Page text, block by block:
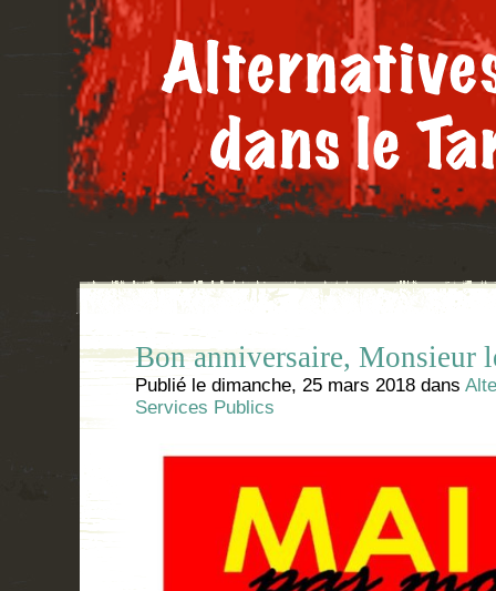
Bon anniversaire, Monsieur
Publié le dimanche, 25 mars 2018 dans
Services Publics